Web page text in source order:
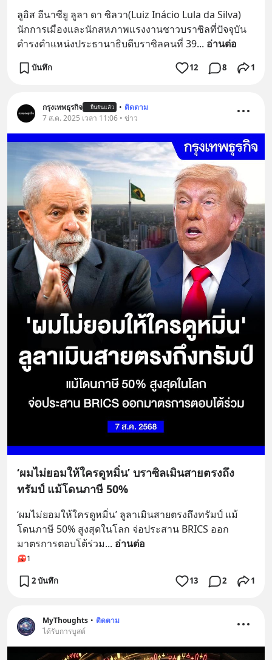
ลูอิส อีนาซียู ลูลา ดา ซิลวา(Luiz Inácio Lula da Silva)
นักการเมืองและนักสหภาพแรงงานชาวบราซิลที่ปัจจุบัน
ดำรงตำแหน่งประธานาธิบดีบราซิลคนที่ 39... อ่านต่อ
บันทึก 12 8 1
กรุงเทพธุรกิจ ยืนยันแล้ว • ติดตาม
7 ส.ค. 2025 เวลา 11:06 • ข่าว
‘ผมไม่ยอมให้ใครดูหมิ่น’ บราซิลเมินสายตรงถึง
ทรัมป์ แม้โดนภาษี 50%
‘ผมไม่ยอมให้ใครดูหมิ่น’ ลูลาเมินสายตรงถึงทรัมป์ แม้
โดนภาษี 50% สูงสุดในโลก จ่อประสาน BRICS ออก
มาตรการตอบโต้ร่วม... อ่านต่อ
1
2 บันทึก 13 2 1
MyThoughts • ติดตาม
ได้รับการบูสต์